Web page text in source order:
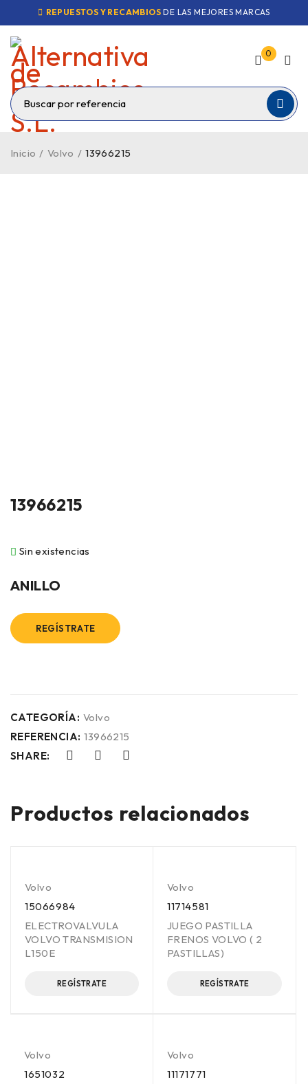
REPUESTOS Y RECAMBIOS DE LAS MEJORES MARCAS
0
Inicio / Volvo / 13966215
13966215
Sin existencias
ANILLO
REGÍSTRATE
CATEGORÍA: Volvo
REFERENCIA: 13966215
SHARE:
Productos relacionados
Volvo
15066984
ELECTROVALVULA
VOLVO TRANSMISION
L150E
REGÍSTRATE
Volvo
11714581
JUEGO PASTILLA
FRENOS VOLVO ( 2
PASTILLAS)
REGÍSTRATE
Volvo
1651032
Volvo
11171771